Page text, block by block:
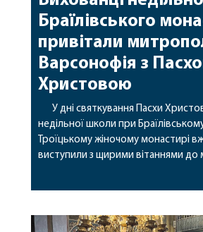
Браїлівського
привітали
Варсонофія з
Христовою
У дні святкування Пасхи
недільної школи при
Троїцькому жіночому монастирі
виступили з щирими вітаннями
Вінницького і Барського
вірші, піснеспіви та щирі слова